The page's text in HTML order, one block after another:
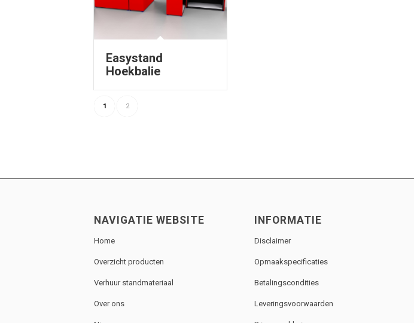
Easystand
Hoekbalie
1 2
NAVIGATIE WEBSITE
Home
Overzicht producten
Verhuur standmateriaal
Over ons
INFORMATIE
Disclaimer
Opmaakspecificaties
Betalingscondities
Leveringsvoorwaarden